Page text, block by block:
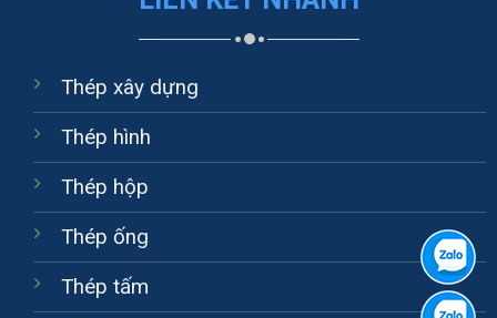
Thép xây dựng
Thép hình
Thép hộp
Thép ống
Thép tấm